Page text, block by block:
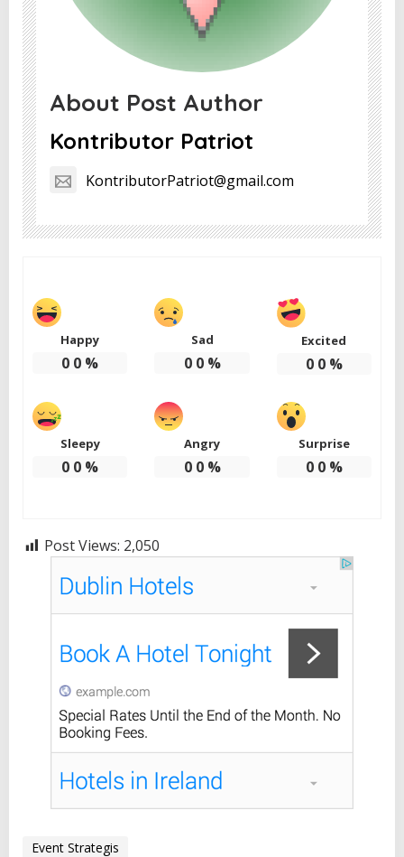
About Post Author
Kontributor Patriot
KontributorPatriot@gmail.com
Happy
0 0 %
Sad
0 0%
Excited
0 0%
Sleepy
0 0 %
Angry
0 0%
Surprise
0 0%
Post Views: 2,050
Event Strategis